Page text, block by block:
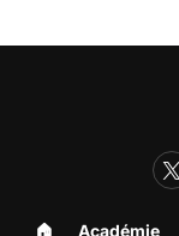
🏠︎ Académie